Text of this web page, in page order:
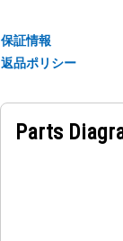
保証情報
返品ポリシー
Parts